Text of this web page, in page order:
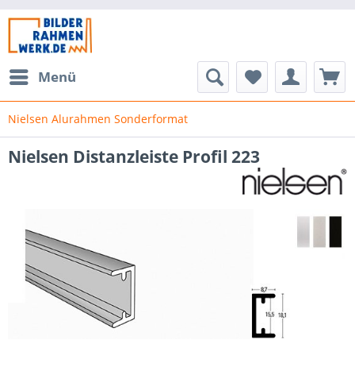
Menü
Nielsen Alurahmen Sonderformat
Nielsen Distanzleiste Profil 223